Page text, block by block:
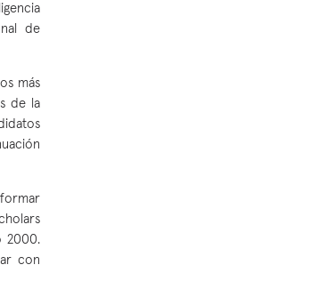
de
más
de la
2000.
con